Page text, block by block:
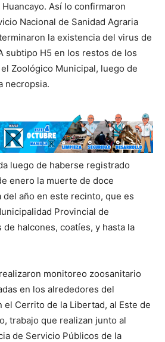
Así lo confirmaron
Nacional de Sanidad Agraria
la existencia del virus de
subtipo H5 en los restos de los
Zoológico Municipal, luego de
necropsia.
luego de haberse registrado
enero la muerte de doce
del año en este recinto, que es
Provincial de
halcones, coatíes, y hasta la
monitoreo zoosanitario
en los alrededores del
el Cerrito de la Libertad, al Este de
trabajo que realizan junto al
de Servicio Públicos de la